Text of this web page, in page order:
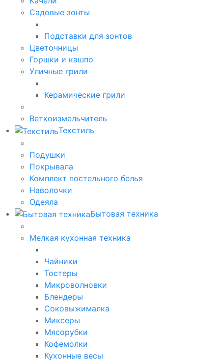
Садовые зонты
Подставки для зонтов
Цветочницы
Горшки и кашпо
Уличные грили
Керамические грили
Веткоизмельчитель
Текстиль
Подушки
Покрывала
Комплект постельного белья
Наволочки
Одеяла
Бытовая техника
Мелкая кухонная техника
Чайники
Тостеры
Микроволновки
Блендеры
Соковыжималка
Миксеры
Мясорубки
Кофемолки
Кухонные весы